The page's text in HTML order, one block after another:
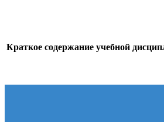
Краткое содержание учебной